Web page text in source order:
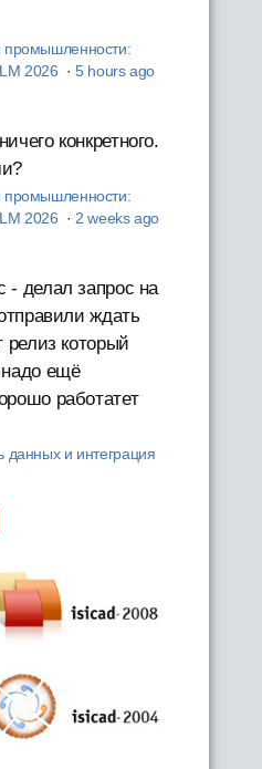
промышленности:
2026 ·5 hours ago
конкретного.
промышленности:
2026 · 2 weeks ago
- делал запрос на
ждать
релиз который
ещё
работатет
и интеграция